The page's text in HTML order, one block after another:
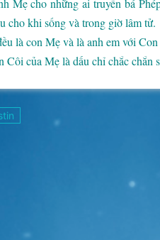
cho khi sống và trong giờ lâm tử.
là con Mẹ và là anh em với
Côi của Mẹ là dấu chỉ chắc chắn